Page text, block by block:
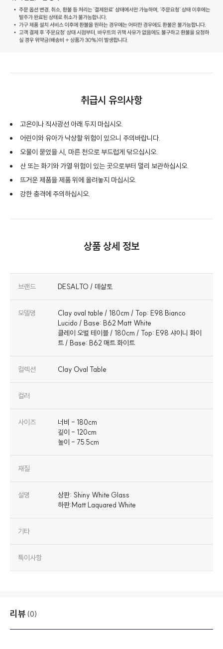
취급시 유의사항
고온이나 직사광선 아래 두지 마십시오.
어린이와 유아가 낙상할 위험이 있으니 주의바랍니다.
오물이 묻었을 시, 마른 천으로 부드럽게 닦으십시오.
산 또는 화기와 가열 위험이 있는 곳으로부터 멀리 보관하십시오.
뜨거운 제품을 제품 위에 올려놓지 마십시오.
강한 충격에 주의하십시오.
상품 상세 정보
브랜드 DESALTO / 데살토
모델명
Clay oval table / 180cm / Top: E98 Bianco
Lucido / Base: B62 Matt White
클레이 오벌 테이블 / 180cm / Top: E98 샤이니 화이
트 / Base: B62 매트 화이트
컬렉션 Clay Oval Table
컬러
사이즈
너비 - 180cm
깊이 - 120cm
높이 - 75.5cm
재질
설명
상판: Shiny White Glass
하판:Matt Laquared White
기타
특이사항
리뷰 (0)